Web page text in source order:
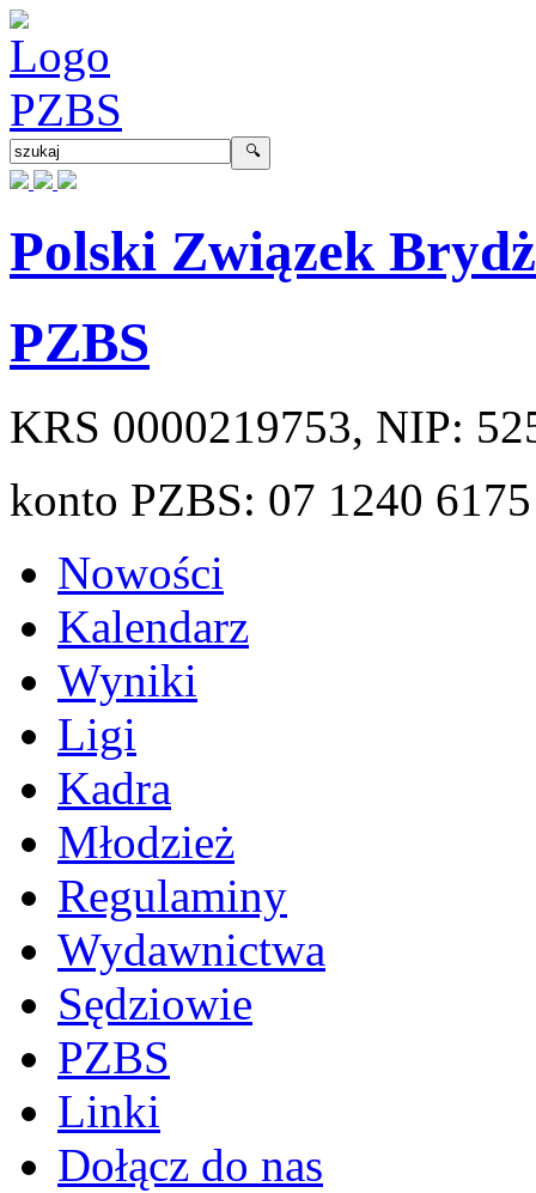
Polski Związek
PZBS
KRS 0000219753, NIP:
konto PZBS: 07 1240
Nowości
Kalendarz
Wyniki
Ligi
Kadra
Młodzież
Regulaminy
Wydawnictwa
Sędziowie
PZBS
Linki
Dołącz do nas